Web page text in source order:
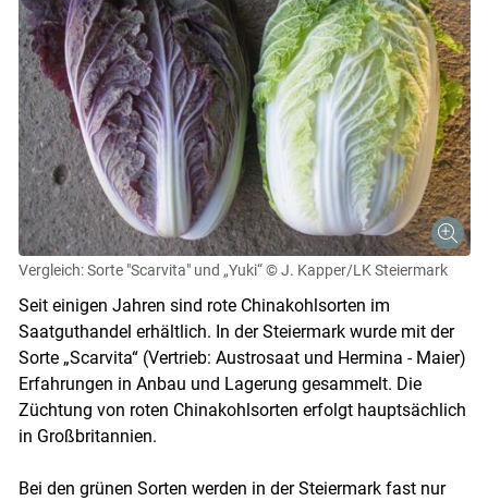
Vergleich: Sorte "Scarvita" und „Yuki“ © J. Kapper/LK Steiermark
Seit einigen Jahren sind rote Chinakohlsorten im
Saatguthandel erhältlich. In der Steiermark wurde mit der
Sorte „Scarvita“ (Vertrieb: Austrosaat und Hermina - Maier)
Erfahrungen in Anbau und Lagerung gesammelt. Die
Züchtung von roten Chinakohlsorten erfolgt hauptsächlich
in Großbritannien.
Bei den grünen Sorten werden in der Steiermark fast nur